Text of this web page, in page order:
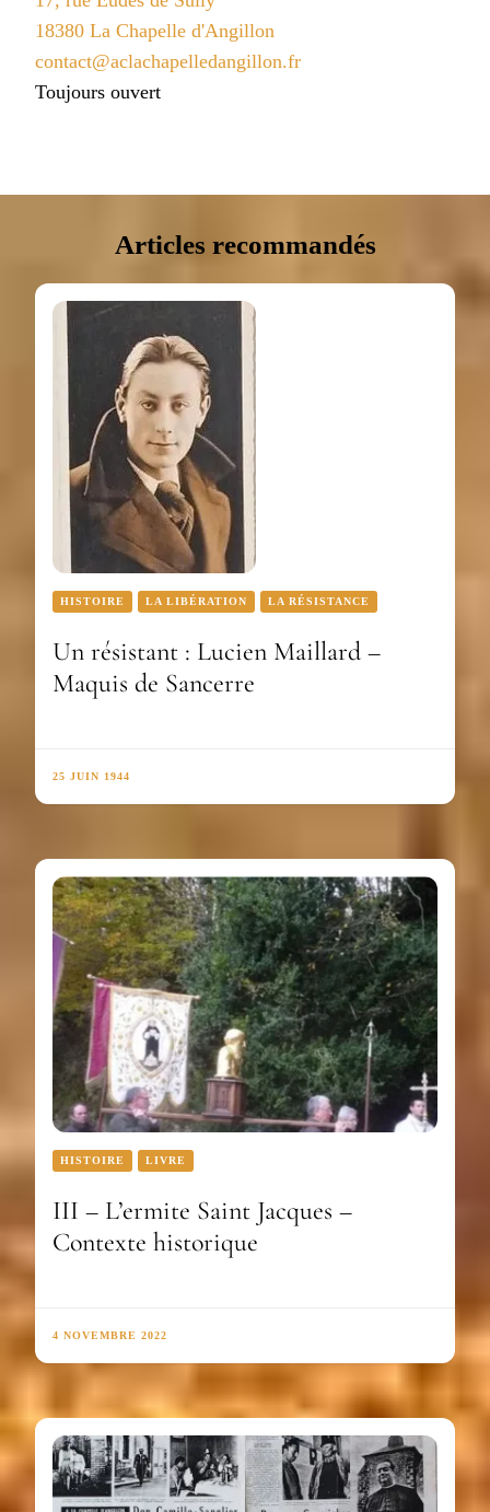
18380 La Chapelle d'Angillon
contact@aclachapelledangillon.fr
Toujours ouvert
Articles recommandés
HISTOIRE LA LIBÉRATION LA RÉSISTANCE
Un résistant : Lucien Maillard –
Maquis de Sancerre
25 JUIN 1944
HISTOIRE LIVRE
III – L’ermite Saint Jacques –
Contexte historique
4 NOVEMBRE 2022